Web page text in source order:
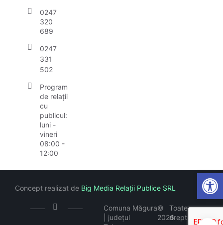
0247
320
689
0247
331
502
Program
de relații
cu
publicul:
luni -
vineri
08:00 -
12:00
Comuna Măgura
| județul
©
2026
Toate
drepturile
Concept realizat de Big Media Relații Publice SRL